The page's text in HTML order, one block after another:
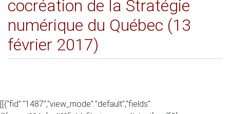
cocréation de la Stratégie
numérique du Québec (13
février 2017)
[[{"fid":"1487","view_mode":"default","fields":